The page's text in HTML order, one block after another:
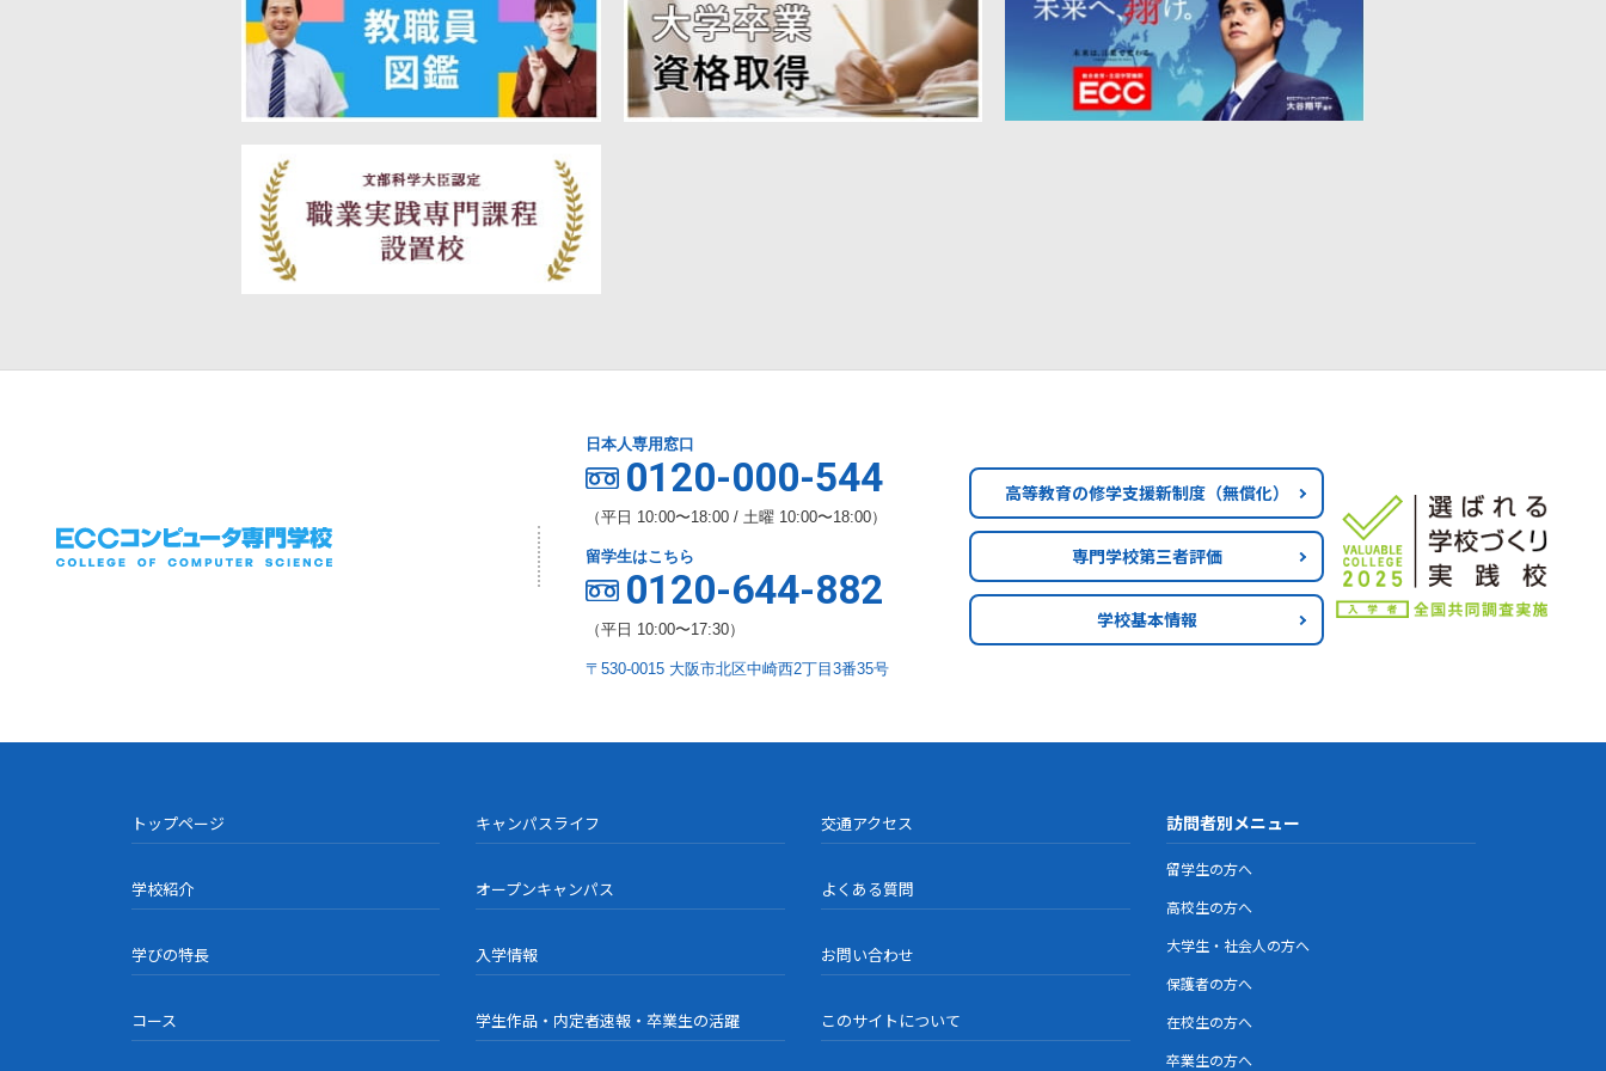
日本人専用窓口
0120-000-544
（平日 10:00〜18:00 / 土曜 10:00〜18:00）
留学生はこちら
0120-644-882
（平日 10:00〜17:30）
〒530-0015 大阪市北区中崎西2丁目3番35号
高等教育の修学支援新制度（無償化）
専門学校第三者評価
学校基本情報
トップページ
学校紹介
学びの特長
コース
キャンパスライフ
オープンキャンパス
入学情報
学生作品・内定者速報・卒業生の活躍
交通アクセス
よくある質問
お問い合わせ
このサイトについて
訪問者別メニュー
留学生の方へ
高校生の方へ
大学生・社会人の方へ
保護者の方へ
在校生の方へ
卒業生の方へ